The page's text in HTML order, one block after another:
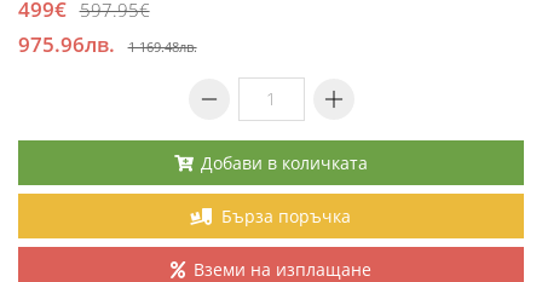
499€ 597.95€
975.96лв. 1 169.48лв.
Добави в количката
Бърза поръчка
Вземи на изплащане